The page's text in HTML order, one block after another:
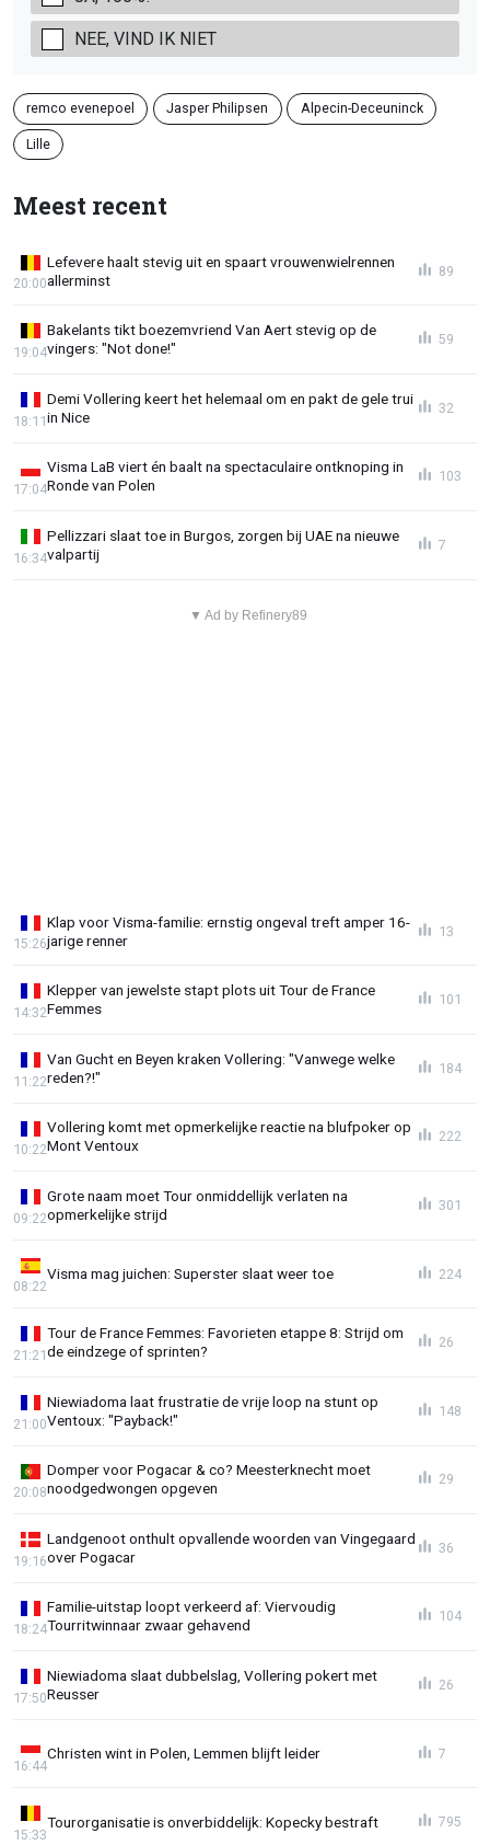
NEE, VIND IK NIET
remco evenepoel Jasper Philipsen Alpecin-Deceuninck
Lille
Meest recent
Lefevere haalt stevig uit en spaart vrouwenwielrennen
allerminst
20:00
89
Bakelants tikt boezemvriend Van Aert stevig op de
vingers: "Not done!"
19:04
59
Demi Vollering keert het helemaal om en pakt de gele trui
in Nice
18:11
32
Visma LaB viert én baalt na spectaculaire ontknoping in
Ronde van Polen
17:04
103
Pellizzari slaat toe in Burgos, zorgen bij UAE na nieuwe
valpartij
16:34
7
▼ Ad by Refinery89
Klap voor Visma-familie: ernstig ongeval treft amper 16-
jarige renner
15:26
13
Klepper van jewelste stapt plots uit Tour de France
Femmes
14:32
101
Van Gucht en Beyen kraken Vollering: "Vanwege welke
reden?!"
11:22
184
Vollering komt met opmerkelijke reactie na blufpoker op
Mont Ventoux
10:22
222
Grote naam moet Tour onmiddellijk verlaten na
opmerkelijke strijd
09:22
301
Visma mag juichen: Superster slaat weer toe
08:22
224
Tour de France Femmes: Favorieten etappe 8: Strijd om
de eindzege of sprinten?
21:21
26
Niewiadoma laat frustratie de vrije loop na stunt op
Ventoux: "Payback!"
21:00
148
Domper voor Pogacar & co? Meesterknecht moet
noodgedwongen opgeven
20:08
29
Landgenoot onthult opvallende woorden van Vingegaard
over Pogacar
19:16
36
Familie-uitstap loopt verkeerd af: Viervoudig
Tourritwinnaar zwaar gehavend
18:24
104
Niewiadoma slaat dubbelslag, Vollering pokert met
Reusser
17:50
26
Christen wint in Polen, Lemmen blijft leider
16:44
7
Tourorganisatie is onverbiddelijk: Kopecky bestraft
15:33
795